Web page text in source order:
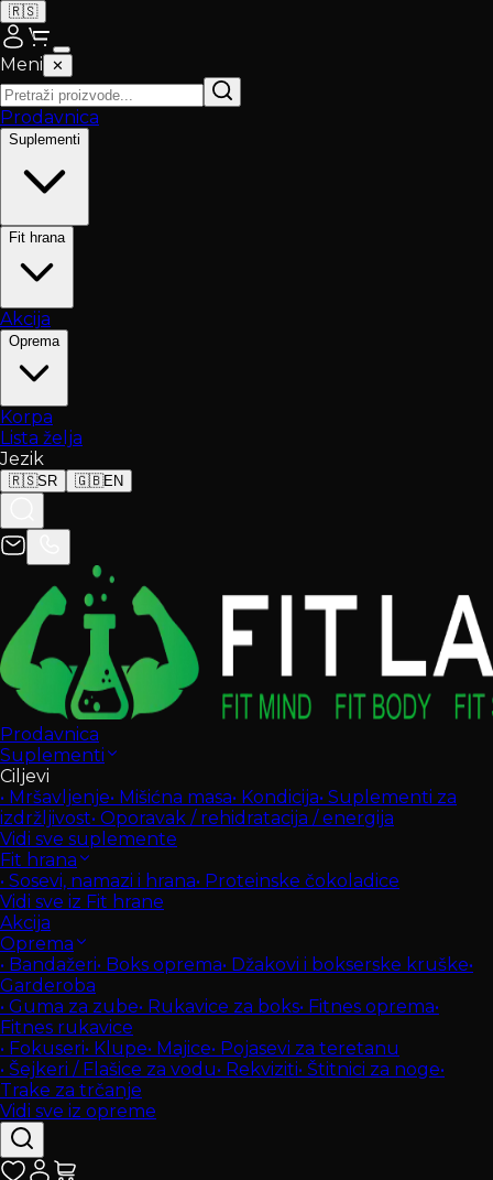
🇷🇸
Meni ✕
Prodavnica
Suplementi
Fit hrana
Akcija
Oprema
Korpa
Lista želja
Jezik
🇷🇸SR 🇬🇧EN
Prodavnica
Suplementi
Ciljevi
• Mršavljenje• Mišićna masa• Kondicija• Suplementi za
izdržljivost• Oporavak / rehidratacija / energija
Vidi sve suplemente
Fit hrana
• Sosevi, namazi i hrana• Proteinske čokoladice
Vidi sve iz Fit hrane
Akcija
Oprema
• Bandažeri• Boks oprema• Džakovi i bokserske kruške•
Garderoba
• Guma za zube• Rukavice za boks• Fitnes oprema•
Fitnes rukavice
• Fokuseri• Klupe• Majice• Pojasevi za teretanu
• Šejkeri / Flašice za vodu• Rekviziti• Štitnici za noge•
Trake za trčanje
Vidi sve iz opreme